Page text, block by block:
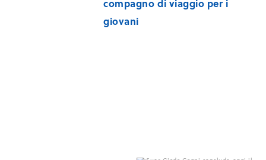
compagno di viaggio per i
giovani